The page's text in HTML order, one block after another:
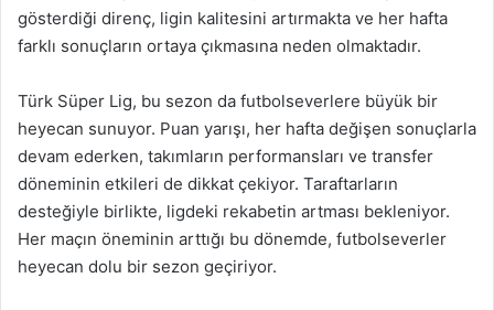
gösterdiği direnç, ligin kalitesini artırmakta ve her hafta
farklı sonuçların ortaya çıkmasına neden olmaktadır.
Türk Süper Lig, bu sezon da futbolseverlere büyük bir
heyecan sunuyor. Puan yarışı, her hafta değişen sonuçlarla
devam ederken, takımların performansları ve transfer
döneminin etkileri de dikkat çekiyor. Taraftarların
desteğiyle birlikte, ligdeki rekabetin artması bekleniyor.
Her maçın öneminin arttığı bu dönemde, futbolseverler
heyecan dolu bir sezon geçiriyor.